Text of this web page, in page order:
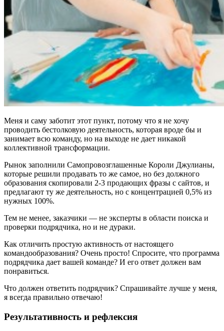
Меня и саму заботит этот пункт, потому что я не хочу
проводить бестолковую деятельность, которая вроде бы и
занимает всю команду, но на выходе не дает никакой
коллективной трансформации.
Рынок заполнили Самопровозглашенные Короли Джулианы,
которые решили продавать то же самое, но без должного
образования скопировали 2-3 продающих фразы с сайтов, и
предлагают ту же деятельность, но с концентрацией 0,5% из
нужных 100%.
Тем не менее, заказчики — не эксперты в области поиска и
проверки подрядчика, но и не дураки.
Как отличить простую активность от настоящего
командообразования? Очень просто! Спросите, что программа
подрядчика дает вашей команде? И его ответ должен вам
понравиться.
Что должен ответить подрядчик? Спрашивайте лучше у меня,
я всегда правильно отвечаю!
Результативность и рефлексия